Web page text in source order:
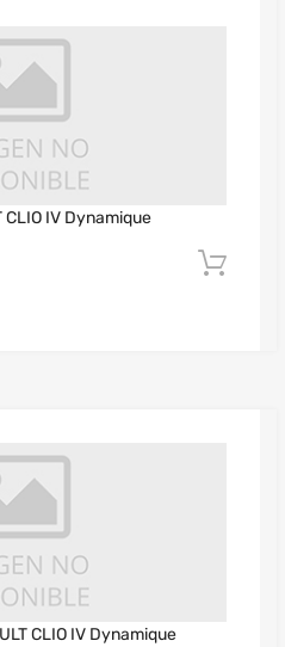
CLIO IV Dynamique
CLIO IV Dynamique